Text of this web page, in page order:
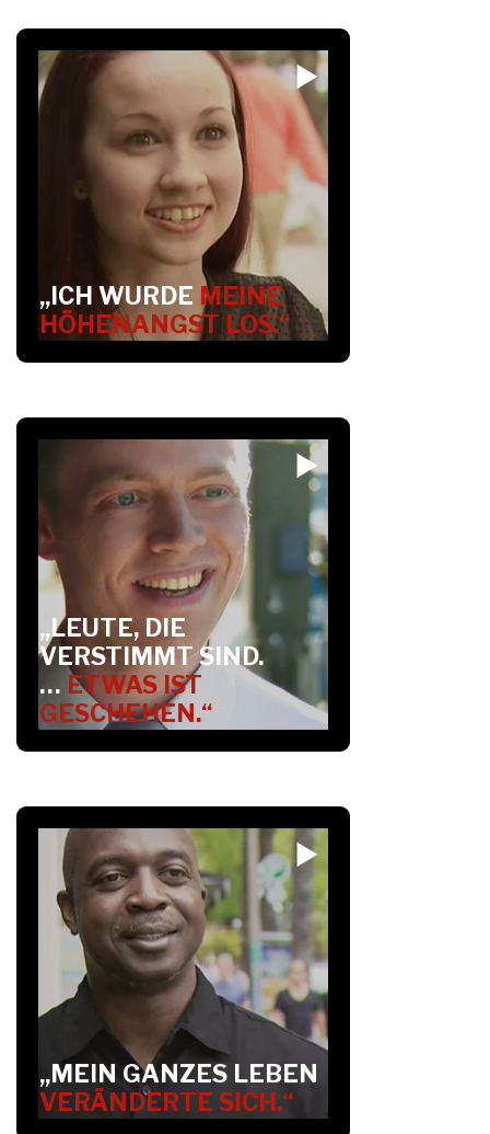
„ICH WURDE MEINE
HÖHENANGST LOS.“
„LEUTE, DIE
VERSTIMMT SIND.
… ETWAS IST
GESCHEHEN.“
„MEIN GANZES LEBEN
VERÄNDERTE SICH.“